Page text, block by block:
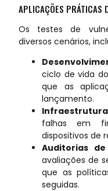
APLICAÇÕES PRÁTICAS
Os testes de
diversos cenários,
ciclo de vida
que as
lançamento.
falhas em
dispositivos de
Auditorias
avaliações de
que as
seguidas.